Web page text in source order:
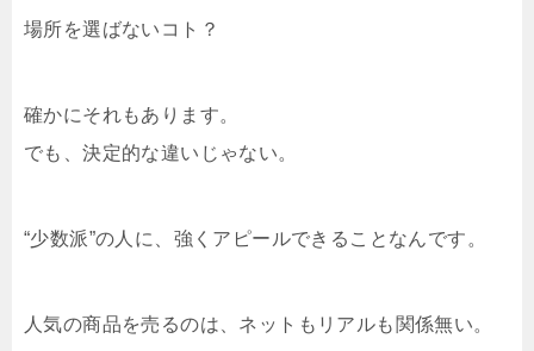
場所を選ばないコト？
確かにそれもあります。
でも、決定的な違いじゃない。
“少数派”の人に、強くアピールできることなんです。
人気の商品を売るのは、ネットもリアルも関係無い。